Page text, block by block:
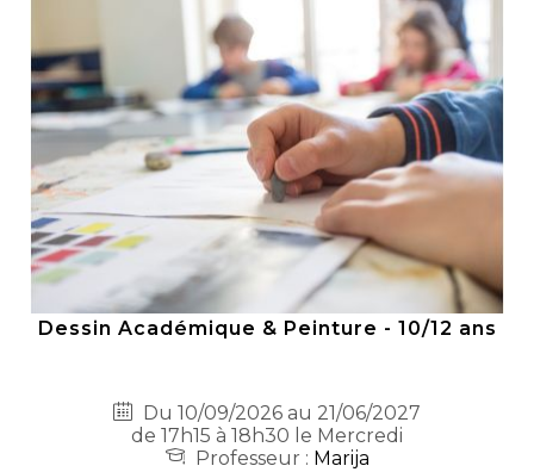
Dessin Académique & Peinture - 10/12 ans
Du 10/09/2026 au 21/06/2027
de 17h15 à 18h30 le Mercredi
Professeur : Marija